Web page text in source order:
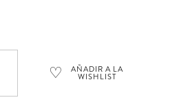
♡ AÑADIR A LA
WISHLIST